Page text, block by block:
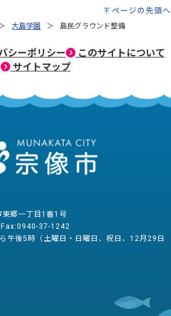
ページの先頭へ
大島学園 島民グラウンド整備
シーポリシー
このサイトについて
サイトマップ
郷一丁目1番1号
37-1242
午後5時（土曜日・日曜日、祝日、12月29日